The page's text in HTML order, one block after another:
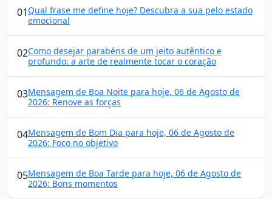
01Qual frase me define hoje? Descubra a sua pelo estado
emocional
02Como desejar parabéns de um jeito autêntico e
profundo: a arte de realmente tocar o coração
03Mensagem de Boa Noite para hoje, 06 de Agosto de
2026: Renove as forças
04Mensagem de Bom Dia para hoje, 06 de Agosto de
2026: Foco no objetivo
05Mensagem de Boa Tarde para hoje, 06 de Agosto de
2026: Bons momentos